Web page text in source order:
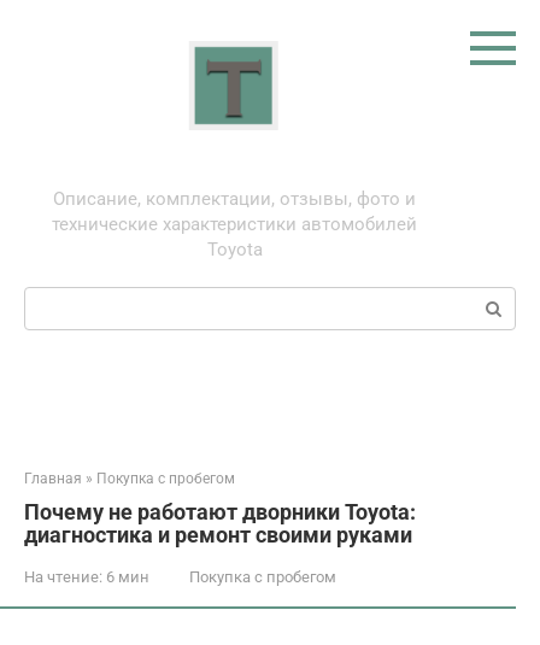
Описание, комплектации, отзывы, фото и
технические характеристики автомобилей
Toyota
Поиск:
Главная » Покупка с пробегом
Почему не работают дворники Toyota:
диагностика и ремонт своими руками
На чтение: 6 мин Покупка с пробегом